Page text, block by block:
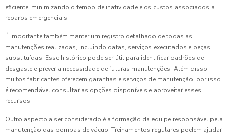
eficiente, minimizando o tempo de inatividade e os custos associados a
reparos emergenciais.
É importante também manter um registro detalhado de todas as
manutenções realizadas, incluindo datas, serviços executados e peças
substituídas. Esse histórico pode ser útil para identificar padrões de
desgaste e prever a necessidade de futuras manutenções. Além disso,
muitos fabricantes oferecem garantias e serviços de manutenção, por isso
é recomendável consultar as opções disponíveis e aproveitar esses
recursos.
Outro aspecto a ser considerado é a formação da equipe responsável pela
manutenção das bombas de vácuo. Treinamentos regulares podem ajudar